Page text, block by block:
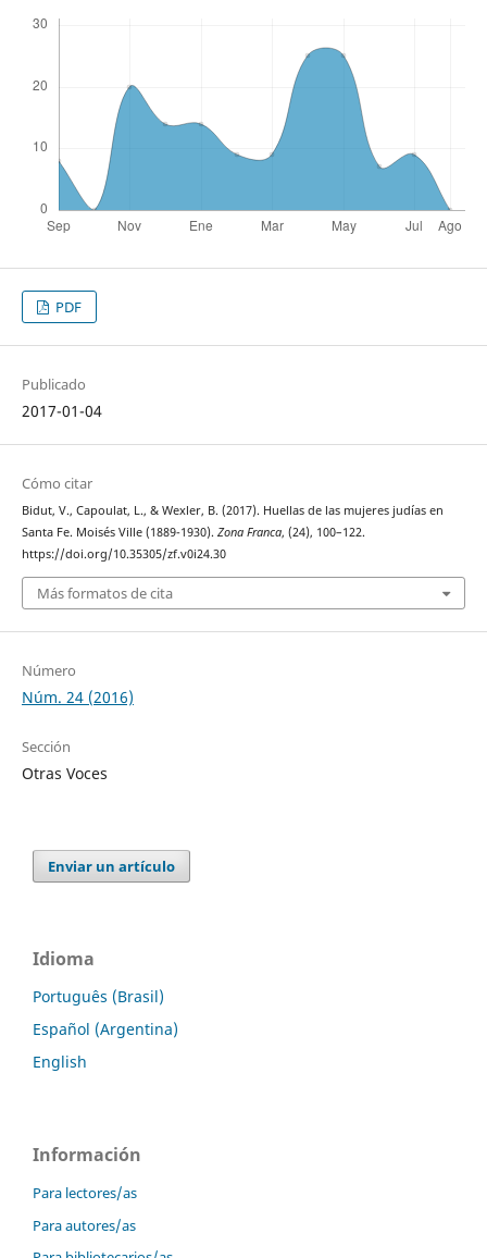
PDF
Publicado
2017-01-04
Cómo citar
Bidut, V., Capoulat, L., & Wexler, B. (2017). Huellas de las mujeres judías en
Santa Fe. Moisés Ville (1889-1930). Zona Franca, (24), 100–122.
https://doi.org/10.35305/zf.v0i24.30
Más formatos de cita
Número
Núm. 24 (2016)
Sección
Otras Voces
Enviar un artículo
Idioma
Português (Brasil)
Español (Argentina)
English
Información
Para lectores/as
Para autores/as